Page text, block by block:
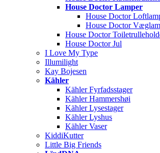
House Doctor Lamper
House Doctor
House Doctor
House Doctor
House Doctor Jul
I Love My Type
Illumilight
Kay Bojesen
Kähler
Kähler Fyrfadsstager
Kähler Hammershøi
Kähler Lysestager
Kähler Lyshus
Kähler Vaser
KiddiKutter
Little Big Friends